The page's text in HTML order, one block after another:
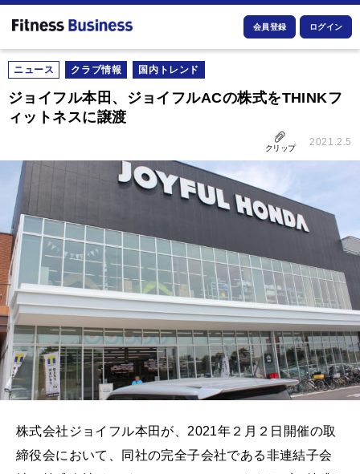
会員登録 ログイン
ニュース クラブ情報 国内トレンド
ジョイフル本田、ジョイフルACの株式をTHINKフ
ィットネスに譲渡
クリップ
2021.2.5
株式会社ジョイフル本田が、2021年２月２日開催の取
締役会において、同社の完全子会社である非連結子会